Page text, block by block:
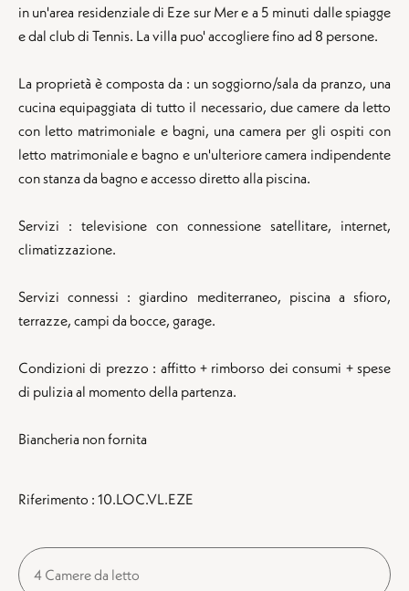
in un'area residenziale di Eze sur Mer e a 5 minuti dalle spiagge
e dal club di Tennis. La villa puo' accogliere fino ad 8 persone.
La proprietà è composta da : un soggiorno/sala da pranzo, una
cucina equipaggiata di tutto il necessario, due camere da letto
con letto matrimoniale e bagni, una camera per gli ospiti con
letto matrimoniale e bagno e un'ulteriore camera indipendente
con stanza da bagno e accesso diretto alla piscina.
Servizi : televisione con connessione satellitare, internet,
climatizzazione.
Servizi connessi : giardino mediterraneo, piscina a sfioro,
terrazze, campi da bocce, garage.
Condizioni di prezzo : affitto + rimborso dei consumi + spese
di pulizia al momento della partenza.
Biancheria non fornita
Riferimento : 10.LOC.VL.EZE
4 Camere da letto